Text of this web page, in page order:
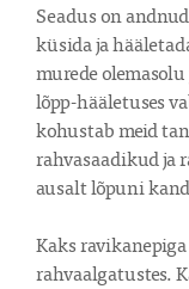
Seadus on
küsida ja
murede
lõpp-hääletuses
kohustab meid
rahvasaadikud ja
ausalt lõpuni
Kaks
rahvaalgatustes.